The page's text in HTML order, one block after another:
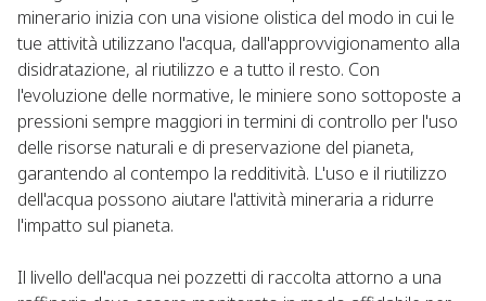
minerario inizia con una visione olistica del modo in cui le
tue attività utilizzano l'acqua, dall'approvvigionamento alla
disidratazione, al riutilizzo e a tutto il resto. Con
l'evoluzione delle normative, le miniere sono sottoposte a
pressioni sempre maggiori in termini di controllo per l'uso
delle risorse naturali e di preservazione del pianeta,
garantendo al contempo la redditività. L'uso e il riutilizzo
dell'acqua possono aiutare l'attività mineraria a ridurre
l'impatto sul pianeta. ​
Il livello dell'acqua nei pozzetti di raccolta attorno a una